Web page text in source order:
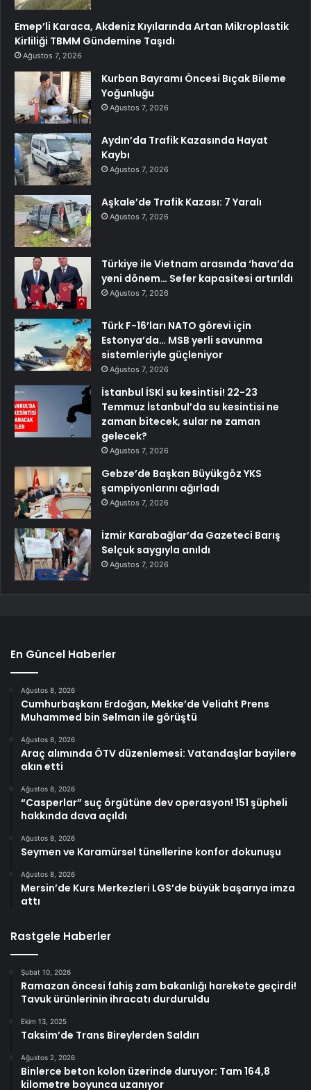
Emep’li Karaca, Akdeniz Kıyılarında Artan Mikroplastik
Kirliliği TBMM Gündemine Taşıdı
Ağustos 7, 2026
Kurban Bayramı Öncesi Bıçak Bileme
Yoğunluğu
Ağustos 7, 2026
Aydın’da Trafik Kazasında Hayat
Kaybı
Ağustos 7, 2026
Aşkale’de Trafik Kazası: 7 Yaralı
Ağustos 7, 2026
Türkiye ile Vietnam arasında ‘hava’da
yeni dönem… Sefer kapasitesi artırıldı
Ağustos 7, 2026
Türk F-16’ları NATO görevi için
Estonya’da… MSB yerli savunma
sistemleriyle güçleniyor
Ağustos 7, 2026
İstanbul İSKİ su kesintisi! 22-23
Temmuz İstanbul’da su kesintisi ne
zaman bitecek, sular ne zaman
gelecek?
Ağustos 7, 2026
Gebze’de Başkan Büyükgöz YKS
şampiyonlarını ağırladı
Ağustos 7, 2026
İzmir Karabağlar’da Gazeteci Barış
Selçuk saygıyla anıldı
Ağustos 7, 2026
En Güncel Haberler
Ağustos 8, 2026
Cumhurbaşkanı Erdoğan, Mekke’de Veliaht Prens
Muhammed bin Selman ile görüştü
Ağustos 8, 2026
Araç alımında ÖTV düzenlemesi: Vatandaşlar bayilere
akın etti
Ağustos 8, 2026
“Casperlar” suç örgütüne dev operasyon! 151 şüpheli
hakkında dava açıldı
Ağustos 8, 2026
Seymen ve Karamürsel tünellerine konfor dokunuşu
Ağustos 8, 2026
Mersin’de Kurs Merkezleri LGS’de büyük başarıya imza
attı
Rastgele Haberler
Şubat 10, 2026
Ramazan öncesi fahiş zam bakanlığı harekete geçirdi!
Tavuk ürünlerinin ihracatı durduruldu
Ekim 13, 2025
Taksim’de Trans Bireylerden Saldırı
Ağustos 2, 2026
Binlerce beton kolon üzerinde duruyor: Tam 164,8
kilometre boyunca uzanıyor